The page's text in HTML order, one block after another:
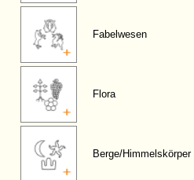
Fabelwesen
Flora
Berge/Himmelskörper